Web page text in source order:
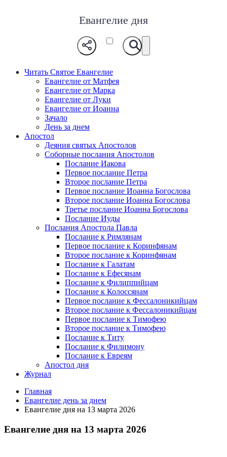
Евангелие дня
Читать Святое Евангелие
Евангелие от Матфея
Евангелие от Марка
Евангелие от Луки
Евангелие от Иоанна
Зачало
День за днем
Апостол
Деяния святых Апостолов
Соборные послания Апостолов
Послание Иакова
Первое послание Петра
Второе послание Петра
Первое послание Иоанна Богослова
Второе послание Иоанна Богослова
Третье послание Иоанна Богослова
Послание Иуды
Послания Апостола Павла
Послание к Римлянам
Первое послание к Коринфянам
Второе послание к Коринфянам
Послание к Галатам
Послание к Ефесянам
Послание к Филиппийцам
Послание к Колоссянам
Первое послание к Фессалоникийцам
Второе послание к Фессалоникийцам
Первое послание к Тимофею
Второе послание к Тимофею
Послание к Титу
Послание к Филимону
Послание к Евреям
Апостол дня
Журнал
Главная
Евангелие день за днем
Евангелие дня на 13 марта 2026
Евангелие дня на 13 марта 2026